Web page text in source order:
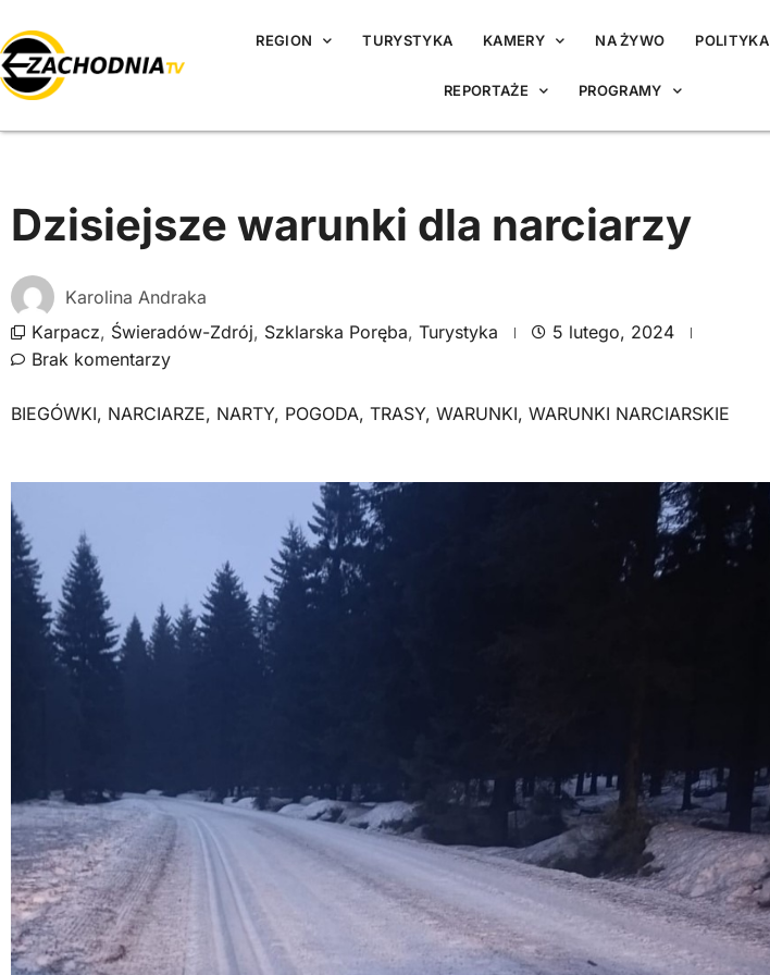
REGION TURYSTYKA KAMERY NA ŻYWO POLITYKA
REPORTAŻE PROGRAMY
Dzisiejsze warunki dla narciarzy
Karolina Andraka
Karpacz, Świeradów-Zdrój, Szklarska Poręba, Turystyka
5 lutego, 2024
Brak komentarzy
BIEGÓWKI, NARCIARZE, NARTY, POGODA, TRASY, WARUNKI, WARUNKI NARCIARSKIE